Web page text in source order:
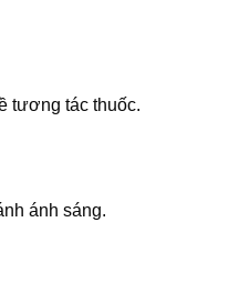
tương tác thuốc.
ánh sáng.